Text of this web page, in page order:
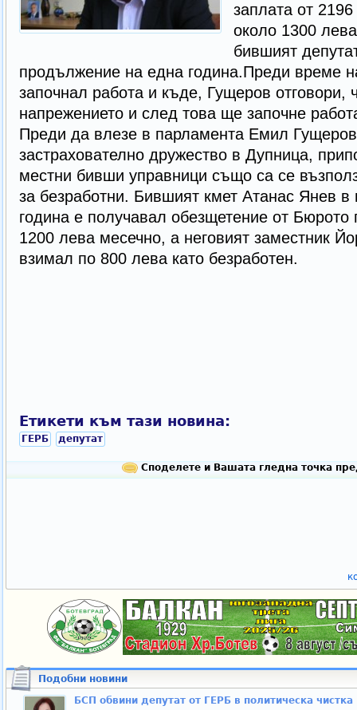
заплата от
около 1300
бившият
продължение на една година.Преди време
започнал работа и къде, Гущеров отговори,
напрежението и след това ще започне
Преди да влезе в парламента Емил
застрахователно дружество в Дупница,
местни бивши управници също са се
за безработни. Бившият кмет Атанас Янев
година е получавал обезщетение от Бюрото
1200 лева месечно, а неговият заместник
взимал по 800 лева като безработен.
Етикети към тази новина:
ГЕРБ депутат
Споделете и Вашата гледна точка
Подобни новини
БСП обвини депутат от ГЕРБ в политическа чистка